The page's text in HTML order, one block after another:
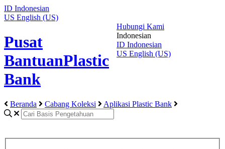
ID Indonesian
US English (US)
Pusat
BantuanPlastic
Bank
Hubungi Kami
Indonesian
ID Indonesian
US English (US)
Beranda Cabang Koleksi Aplikasi Plastic Bank